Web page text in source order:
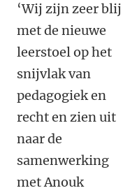
‘Wij zijn zeer blij
met de nieuwe
leerstoel op het
snijvlak van
pedagogiek en
recht en zien uit
naar de
samenwerking
met Anouk